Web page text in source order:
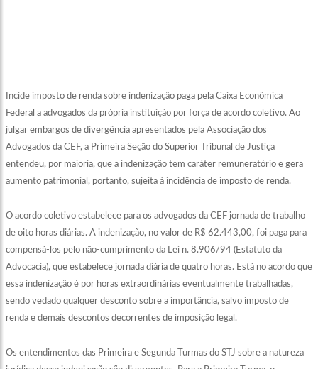
Incide imposto de renda sobre indenização paga pela Caixa Econômica
Federal a advogados da própria instituição por força de acordo coletivo. Ao
julgar embargos de divergência apresentados pela Associação dos
Advogados da CEF, a Primeira Seção do Superior Tribunal de Justiça
entendeu, por maioria, que a indenização tem caráter remuneratório e gera
aumento patrimonial, portanto, sujeita à incidência de imposto de renda.
O acordo coletivo estabelece para os advogados da CEF jornada de trabalho
de oito horas diárias. A indenização, no valor de R$ 62.443,00, foi paga para
compensá-los pelo não-cumprimento da Lei n. 8.906/94 (Estatuto da
Advocacia), que estabelece jornada diária de quatro horas. Está no acordo que
essa indenização é por horas extraordinárias eventualmente trabalhadas,
sendo vedado qualquer desconto sobre a importância, salvo imposto de
renda e demais descontos decorrentes de imposição legal.
Os entendimentos das Primeira e Segunda Turmas do STJ sobre a natureza